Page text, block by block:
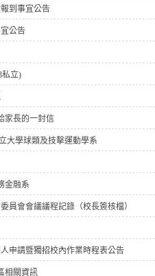
到事宜公告
公告
私立)
家長的一封信
大學球類及技擊運動學系
金融系
員會會議議程記錄（校長簽核檔）
申請暨獨招校內作業時程表公告
相關資訊